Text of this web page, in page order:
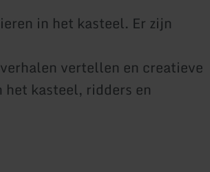
in het kasteel. Er zijn
vertellen en creatieve
kasteel, ridders en